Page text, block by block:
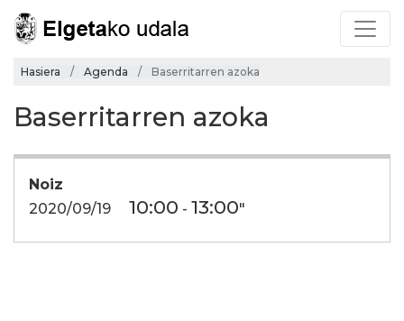
Hasiera Agenda Baserritarren azoka
Baserritarren azoka
Noiz
2020/09/19
10:00 - 13:00"